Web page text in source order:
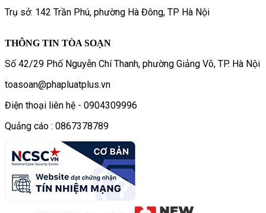
Trụ sở: 142 Trần Phú, phường Hà Đông, TP Hà Nội
THÔNG TIN TÒA SOẠN
Số 42/29 Phố Nguyễn Chí Thanh, phường Giảng Võ, TP. Hà Nội
toasoan@phapluatplus.vn
Điện thoại liên hệ - 0904309996
Quảng cáo : 0867378789